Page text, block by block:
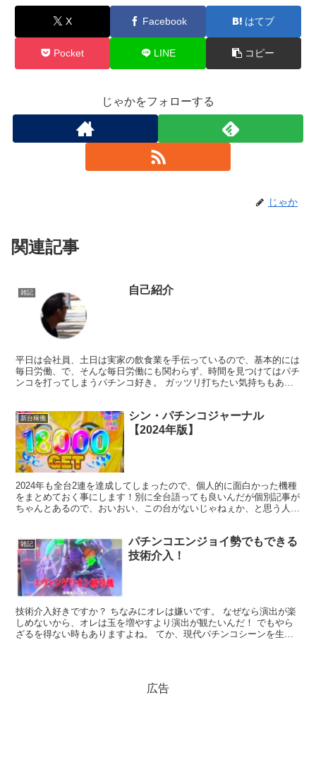
X Facebook はてブ
Pocket LINE コピー
じゃかをフォローする
じゃか
関連記事
雑記 自己紹介
平日は会社員、土日は実家の飲食業を手伝っているので、基本的には
毎日労働、で、そんな毎日労働にも関わらず、時間を見つけてはパチ
ンコを打ってしまうパチンコ好き。 ガッツリ打ちたい気持ちもある
新台稼働
シン・パチンコジャーナル
【2024年版】
2024年も全台2連を達成してしまったので、個人的に面白かった機種
をまとめておく事にします！別に全台語っても良いんだが個別記事が
ちゃんとあるので、おいおい、この台がないじゃねぇか、と思う人は
雑記
パチンコエンジョイ勢でもできる
技術介入！
技術介入好きですか？ ちなみにオレは嫌いです。 なぜなら演出が楽
しめないから、オレは玉を増やすより演出が観たいんだ！ でもやら
ざるを得ない時もありますよね。 てか、現代パチンコシーンを生き
広告